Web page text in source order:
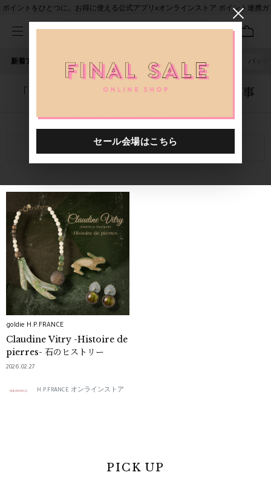
ポイントをひとつに。お得に使える公式アプリ×オンラインストア ポイント連携ガ
新着アイテム 人気ワード セール 40th限定 バッグ
「1048301.2610046.0002」に関する記事
関連キーワード
goldie H.P.FRANCE
Claudine Vitry -Histoire de
pierres- 石のヒストリー
2026.02.27
H.P.FRANCE オンラインストア
PICK UP